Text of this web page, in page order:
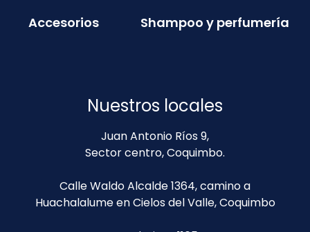
Accesorios
Shampoo y perfumería
Nuestros locales
Juan Antonio Ríos 9,
Sector centro, Coquimbo.
Calle Waldo Alcalde 1364, camino a
Huachalalume en Cielos del Valle, Coquimbo